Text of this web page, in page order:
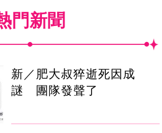
門新聞
新／肥大叔猝逝死因成
謎 團隊發聲了